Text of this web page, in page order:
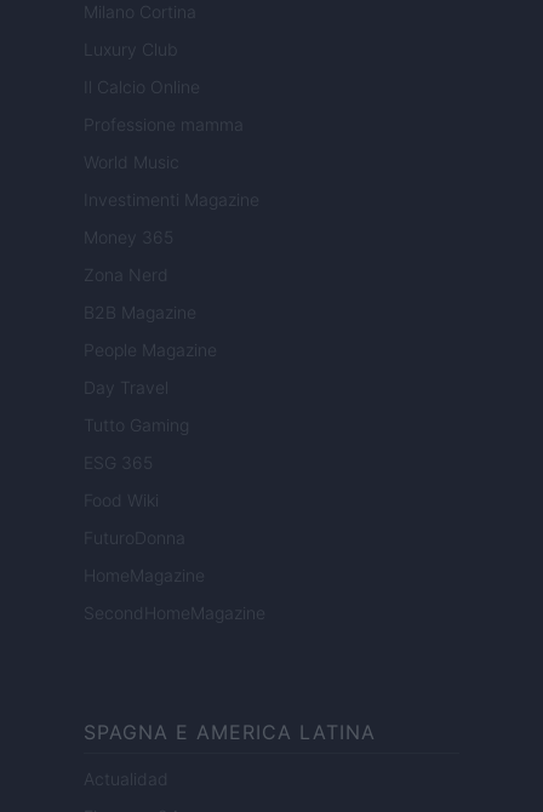
Milano Cortina
Luxury Club
Il Calcio Online
Professione mamma
World Music
Investimenti Magazine
Money 365
Zona Nerd
B2B Magazine
People Magazine
Day Travel
Tutto Gaming
ESG 365
Food Wiki
FuturoDonna
HomeMagazine
SecondHomeMagazine
SPAGNA E AMERICA LATINA
Actualidad